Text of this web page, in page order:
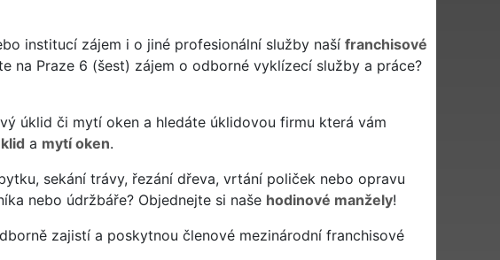
institucí zájem i o jiné profesionální služby naší franchisové
na Praze 6 (šest) zájem o odborné vyklízecí služby a práce?
úklid či mytí oken a hledáte úklidovou firmu která vám
a mytí oken.
sekání trávy, řezání dřeva, vrtání poliček nebo opravu
nebo údržbáře? Objednejte si naše hodinové manžely!
zajistí a poskytnou členové mezinárodní franchisové